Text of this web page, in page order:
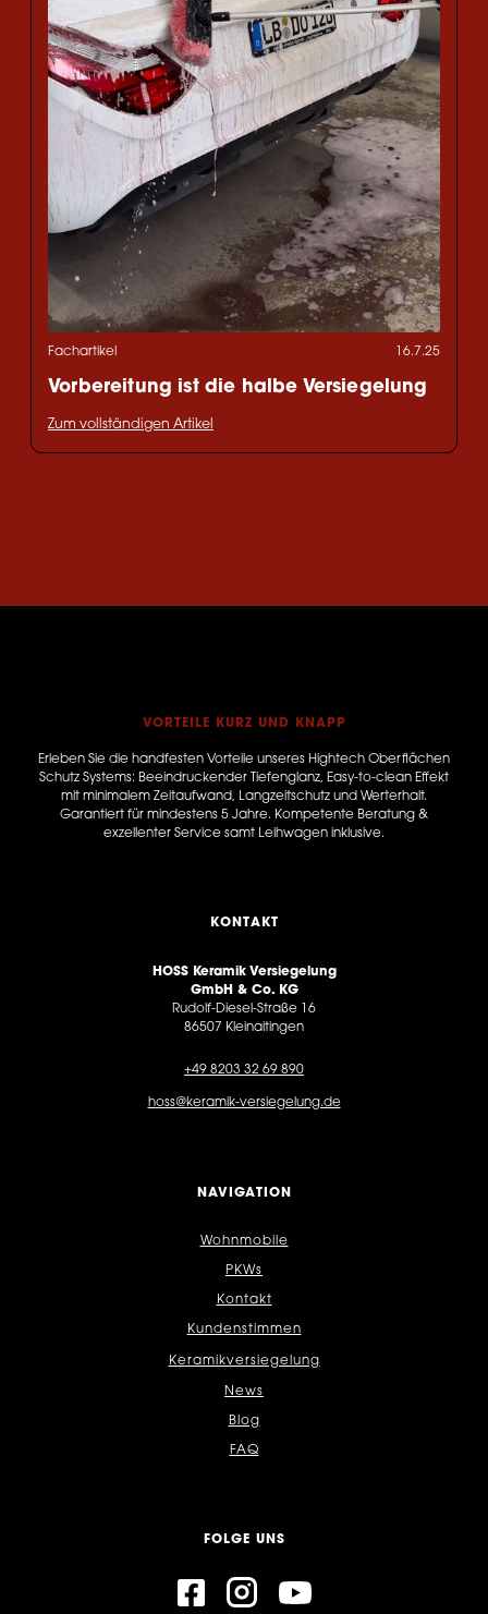
Fachartikel 16.7.25
Vorbereitung ist die halbe Versiegelung
Zum vollständigen Artikel
VORTEILE KURZ UND KNAPP
Erleben Sie die handfesten Vorteile unseres Hightech Oberflächen
Schutz Systems: Beeindruckender Tiefenglanz, Easy-to-clean Effekt
mit minimalem Zeitaufwand, Langzeitschutz und Werterhalt.
Garantiert für mindestens 5 Jahre. Kompetente Beratung &
exzellenter Service samt Leihwagen inklusive.
KONTAKT
HOSS Keramik Versiegelung
GmbH & Co. KG
Rudolf-Diesel-Straße 16
86507 Kleinaitingen
+49 8203 32 69 890
hoss@keramik-versiegelung.de
NAVIGATION
Wohnmobile
PKWs
Kontakt
Kundenstimmen
Keramikversiegelung
News
Blog
FAQ
FOLGE UNS